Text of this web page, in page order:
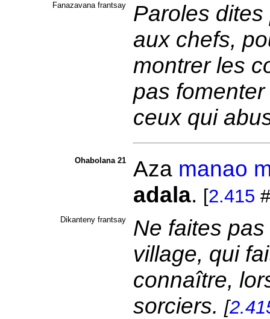
Fanazavana frantsay
Paroles
aux chefs,
montrer les
pas
ceux qui
Ohabolana 21 Aza manao
adala. [2.415
Dikanteny frantsay
Ne faites
village, qui
connaître,
sorciers. [